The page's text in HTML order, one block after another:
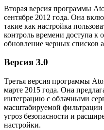
Вторая версия программы
сентябре 2012 года. Она
такие как настройка
контроль времени доступа к
обновление черных списков
Версия 3.0
Третья версия программы
марте 2015 года. Она
интеграцию с облачными
масштабируемой
угроз безопасности и
настройки.